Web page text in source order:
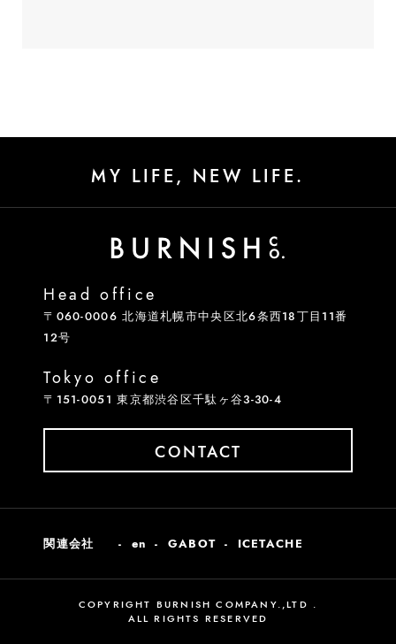
MY LIFE, NEW LIFE.
関連会社 en GABOT ICETACHE
Head office
〒060-0006 北海道札幌市中央区北6条西18丁目11番
12号
Tokyo office
〒151-0051 東京都渋谷区千駄ヶ谷3-30-4
CONTACT
COPYRIGHT BURNISH COMPANY.,LTD .
ALL RIGHTS RESERVED